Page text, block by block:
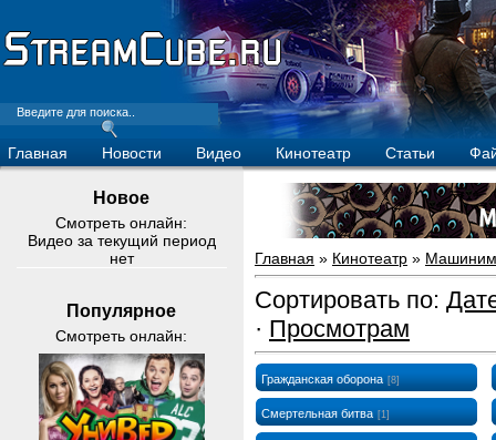
Главная Новости Видео Кинотеатр Статьи
Новое
Смотреть онлайн:
Видео за текущий период
нет
Популярное
Смотреть онлайн:
Главная » Кинотеатр »
Сортировать по:
· Просмотрам
Гражданская оборона [8]
Смертельная битва [1]